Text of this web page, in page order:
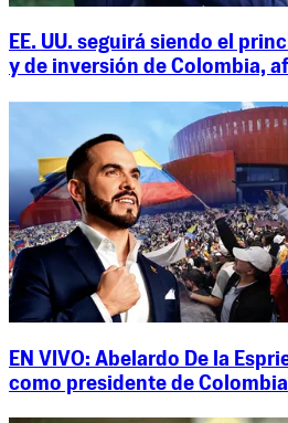
EE. UU. seguirá siendo el
y de inversión de Colombia,
EN VIVO: Abelardo De la
como presidente de Colombia